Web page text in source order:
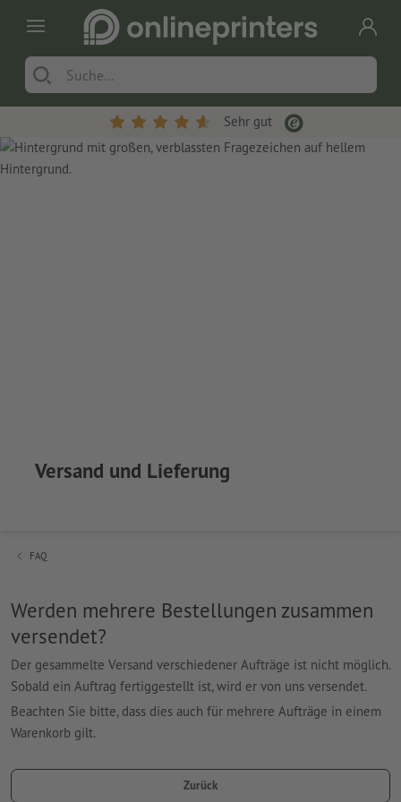
Sehr gut
Versand und Lieferung
FAQ
Werden mehrere Bestellungen zusammen
versendet?
Der gesammelte Versand verschiedener Aufträge ist nicht möglich.
Sobald ein Auftrag fertiggestellt ist, wird er von uns versendet.
Beachten Sie bitte, dass dies auch für mehrere Aufträge in einem
Warenkorb gilt.
Zurück